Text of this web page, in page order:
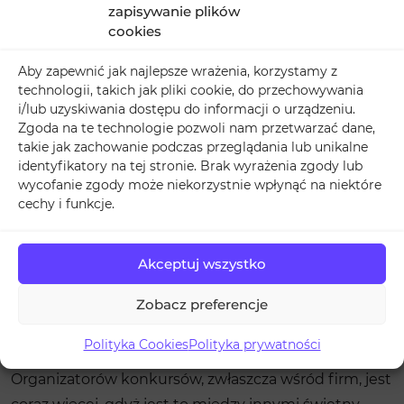
zapisywanie plików
cookies
Aby zapewnić jak najlepsze wrażenia, korzystamy z
technologii, takich jak pliki cookie, do przechowywania
i/lub uzyskiwania dostępu do informacji o urządzeniu.
Zgoda na te technologie pozwoli nam przetwarzać dane,
takie jak zachowanie podczas przeglądania lub unikalne
identyfikatory na tej stronie. Brak wyrażenia zgody lub
wycofanie zgody może niekorzystnie wpłynąć na niektóre
cechy i funkcje.
Akceptuj wszystko
Zobacz preferencje
Polityka CookiesPolityka prywatności
większej ilości polubień
komentarzy
Najczęściej klienci wskazują nam zapotrzebowanie
nalajki do komentarzygłównie w związku z
organizowanymi konkursami i losowaniami na
Facebooku. Jakie korzyści płyną z uzbierania dużej
Wygrane w konkursach i
losowaniach na Facebooku
organizowane są cały czas rozmaite konkursy.
Organizatorów konkursów, zwłaszcza wśród firm, jest